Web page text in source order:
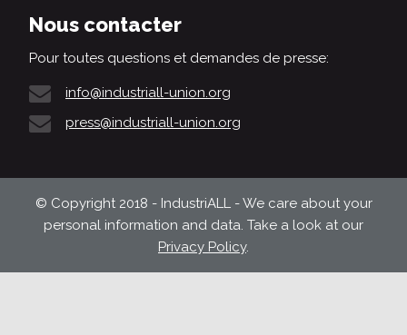
Nous contacter
Pour toutes questions et demandes de presse:
info@industriall-union.org
press@industriall-union.org
© Copyright 2018 - IndustriALL - We care about your
personal information and data. Take a look at our
Privacy Policy.